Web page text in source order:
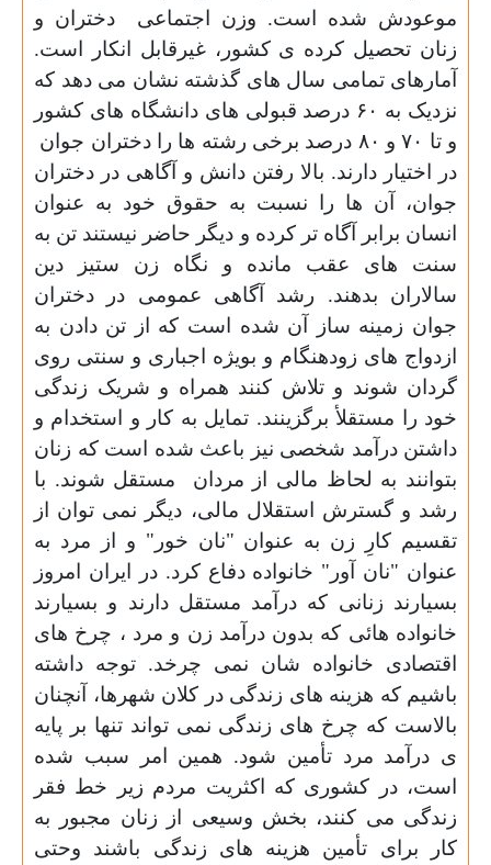
موعودش شده است. وزن اجتماعی
دختران و
زنان تحصیل کرده ی کشور، غیرقابل انکار است.
آمارهای تمامی سال های گذشته نشان می دهد که
نزدیک به ۶۰ درصد قبولی های دانشگاه های کشور
و تا ۷۰و ۸۰ درصد برخی رشته ها را دختران جوان
در اختیار دارند. بالا رفتن دانش و آگاهی در دختران
جوان، آن ها را نسبت به حقوق خود به عنوان
انسان برابر آگاه تر کرده و دیگر حاضر نیستند تن به
سنت های عقب مانده و نگاه زن ستیز دین
سالاران بدهند. رشد آگاهی عمومی در دختران
جوان زمینه ساز آن شده است که از تن دادن به
ازدواج های زودهنگام و بویژه اجباری و سنتی روی
گردان شوند و تلاش کنند همراه و شریک زندگی
خود را مستقلأ برگزینند. تمایل به کار و استخدام و
داشتن درآمد شخصی نیز باعث شده است که زنان
بتوانند به لحاظ مالی از مردان
مستقل شوند. با
رشد و گسترش استقلال مالی، دیگر نمی توان از
تقسیم کارِ زن به عنوان "نان خور" و از مرد به
عنوان "نان آور" خانواده دفاع کرد. در ایران امروز
بسیارند زنانی که درآمد مستقل دارند و بسیارند
خانواده هائی که بدون درآمد زن و مرد ، چرخ های
اقتصادی خانواده شان نمی چرخد. توجه داشته
باشیم که هزینه های زندگی در کلان شهرها، آنچنان
بالاست که چرخ های زندگی نمی تواند تنها بر پایه
ی درآمد مرد تأمین شود. همین امر سبب شده
است، در کشوری که اکثریت مردم زیر خط فقر
زندگی می کنند، بخش وسیعی از زنان مجبور به
کار برای تأمین هزینه های زندگی باشند وحتی